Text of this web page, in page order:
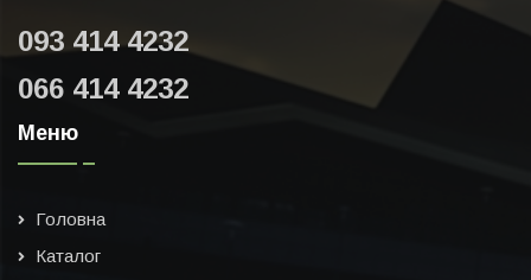
093 414 4232
066 414 4232
Меню
Головна
Каталог